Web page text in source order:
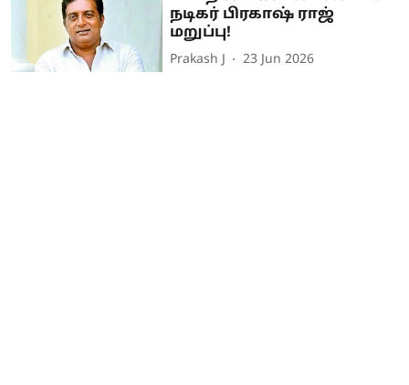
நடிகர் பிரகாஷ் ராஜ்
மறுப்பு!
Prakash J 23 Jun 2026